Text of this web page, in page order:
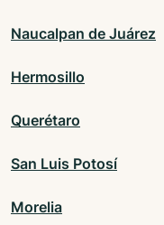
Naucalpan de Juárez
Hermosillo
Querétaro
San Luis Potosí
Morelia